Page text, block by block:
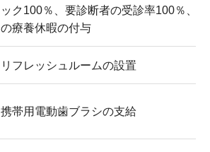
ック100％、要診断者の受診率100％、
の療養休暇の付与
リフレッシュルームの設置
携帯用電動歯ブラシの支給